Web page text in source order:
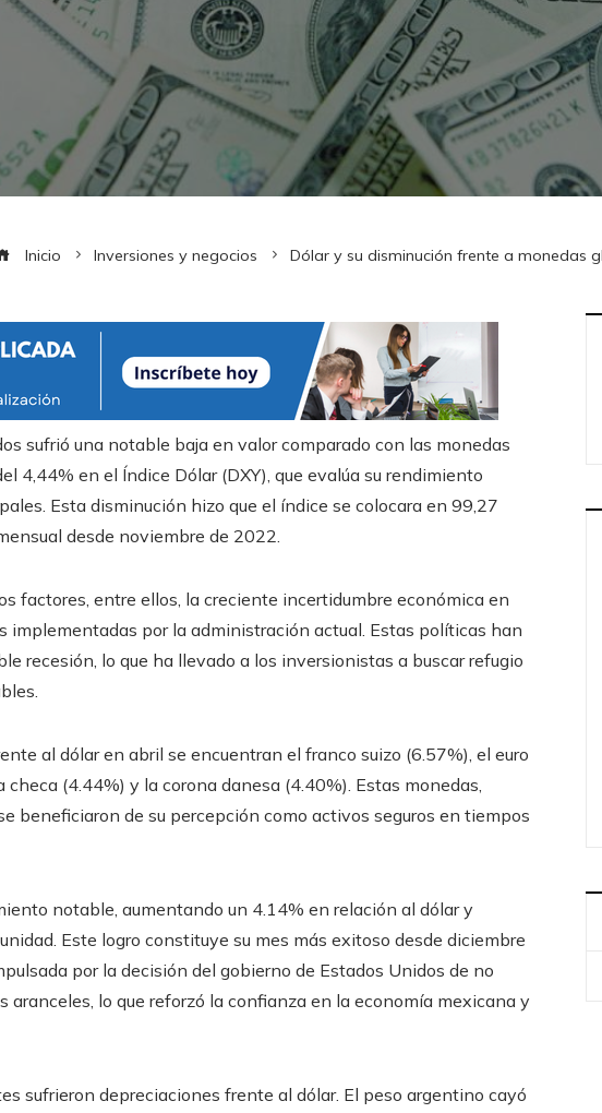
Inicio Inversiones y negocios Dólar y su disminución frente a monedas
sufrió una notable baja en valor comparado con las monedas
4,44% en el Índice Dólar (DXY), que evalúa su rendimiento
Esta disminución hizo que el índice se colocara en 99,27
desde noviembre de 2022.
factores, entre ellos, la creciente incertidumbre económica en
implementadas por la administración actual. Estas políticas han
recesión, lo que ha llevado a los inversionistas a buscar refugio
al dólar en abril se encuentran el franco suizo (6.57%), el euro
(4.44%) y la corona danesa (4.40%). Estas monedas,
beneficiaron de su percepción como activos seguros en tiempos
notable, aumentando un 4.14% en relación al dólar y
Este logro constituye su mes más exitoso desde diciembre
por la decisión del gobierno de Estados Unidos de no
aranceles, lo que reforzó la confianza en la economía mexicana y
sufrieron depreciaciones frente al dólar. El peso argentino cayó